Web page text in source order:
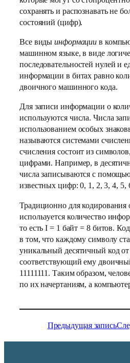
сохранять и распознавать не
состояний (цифр).
Все видыинформации в
машинном языке, в виде
последовательностей нулей и
информации в битах равно
двоичного машинного кода.
Для записи информации о
используются числа. Числа
использованием особых
называются системами
счисления состоит из
цифрами. Например, в
числа записываются с
известных цифр: 0, 1, 2, 3, 4, 5,
Традиционно для кодирования
используется количество
то есть I = 1 байт = 8 битов.
в том, что каждому символу
уникальный десятичный код
соответствующий ему
11111111. Таким образом,
по их начертаниям, а
Предыдущая запись